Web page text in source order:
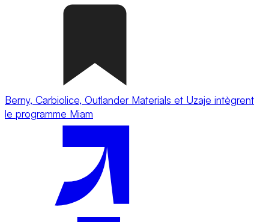
Berny, Carbiolice, Outlander Materials et Uzaje intègrent
le programme Miam